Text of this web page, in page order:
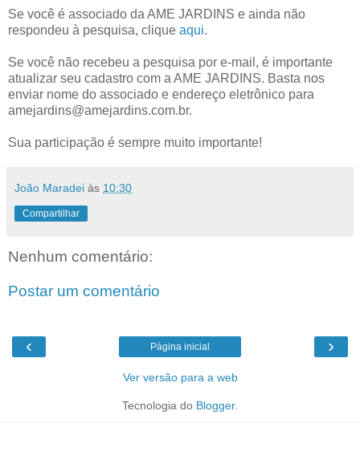
Se você é associado da AME JARDINS e ainda não
respondeu à pesquisa, clique aqui.
Se você não recebeu a pesquisa por e-mail, é importante
atualizar seu cadastro com a AME JARDINS. Basta nos
enviar nome do associado e endereço eletrônico para
amejardins@amejardins.com.br.
Sua participação é sempre muito importante!
João Maradei às 10:30
Compartilhar
Nenhum comentário:
Postar um comentário
‹ ›
Página inicial
Ver versão para a web
Tecnologia do Blogger.